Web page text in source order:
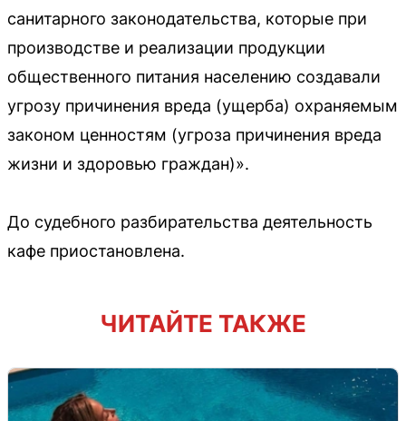
санитарного законодательства, которые при
производстве и реализации продукции
общественного питания населению создавали
угрозу причинения вреда (ущерба) охраняемым
законом ценностям (угроза причинения вреда
жизни и здоровью граждан)».
До судебного разбирательства деятельность
кафе приостановлена.
ЧИТАЙТЕ ТАКЖЕ